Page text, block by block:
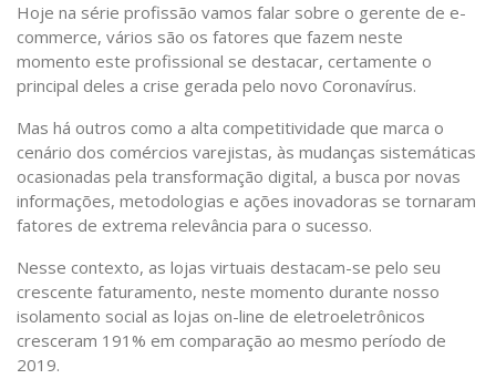
Hoje na série profissão vamos falar sobre o gerente de e-
commerce, vários são os fatores que fazem neste
momento este profissional se destacar, certamente o
principal deles a crise gerada pelo novo Coronavírus.
Mas há outros como a alta competitividade que marca o
cenário dos comércios varejistas, às mudanças sistemáticas
ocasionadas pela transformação digital, a busca por novas
informações, metodologias e ações inovadoras se tornaram
fatores de extrema relevância para o sucesso.
Nesse contexto, as lojas virtuais destacam-se pelo seu
crescente faturamento, neste momento durante nosso
isolamento social as lojas on-line de eletroeletrônicos
cresceram 191% em comparação ao mesmo período de
2019.